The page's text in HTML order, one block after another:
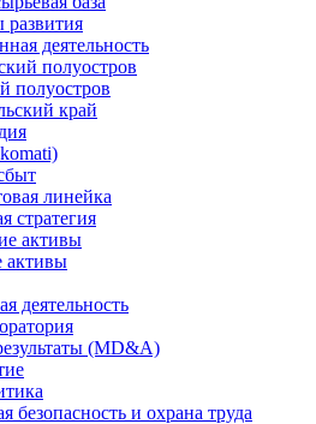
развития
деятельность
полуостров
полуостров
край
линейка
стратегия
активы
активы
деятельность
(MD&A)
и охрана труда